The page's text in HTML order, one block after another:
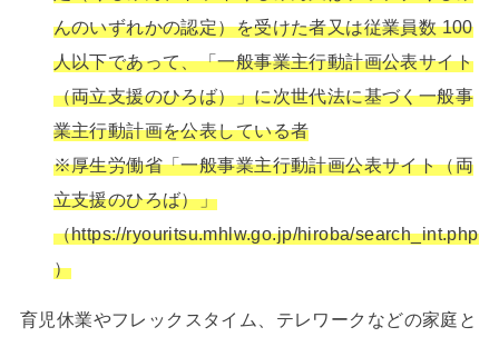
んのいずれかの認定）を受けた者又は従業員数 100
人以下であって、「一般事業主行動計画公表サイト
（両立支援のひろば）」に次世代法に基づく一般事
業主行動計画を公表している者
※厚生労働省「一般事業主行動計画公表サイト（両
立支援のひろば）」
（https://ryouritsu.mhlw.go.jp/hiroba/search_int.php
）
育児休業やフレックスタイム、テレワークなどの家庭と